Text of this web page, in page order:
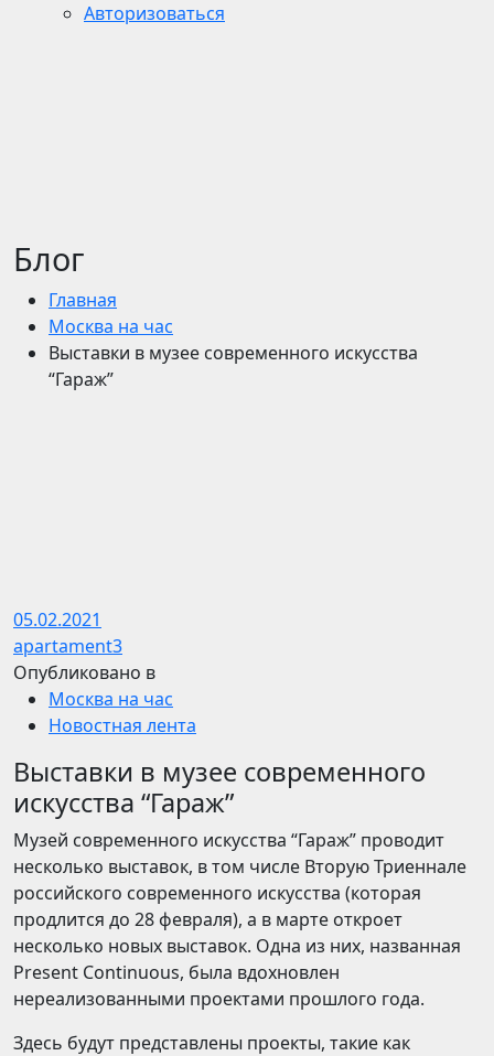
Авторизоваться
Блог
Главная
Москва на час
Выставки в музее современного искусства
“Гараж”
05.02.2021
apartament3
Опубликовано в
Москва на час
Новостная лента
Выставки в музее современного
искусства “Гараж”
Музей современного искусства “Гараж” проводит
несколько выставок, в том числе Вторую Триеннале
российского современного искусства (которая
продлится до 28 февраля), а в марте откроет
несколько новых выставок. Одна из них, названная
Present Continuous, была вдохновлен
нереализованными проектами прошлого года.
Здесь будут представлены проекты, такие как